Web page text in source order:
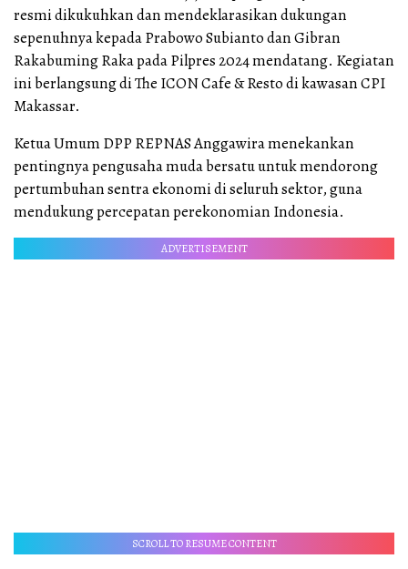
resmi dikukuhkan dan mendeklarasikan dukungan
sepenuhnya kepada Prabowo Subianto dan Gibran
Rakabuming Raka pada Pilpres 2024 mendatang. Kegiatan
ini berlangsung di The ICON Cafe & Resto di kawasan CPI
Makassar.
Ketua Umum DPP REPNAS Anggawira menekankan
pentingnya pengusaha muda bersatu untuk mendorong
pertumbuhan sentra ekonomi di seluruh sektor, guna
mendukung percepatan perekonomian Indonesia.
ADVERTISEMENT
SCROLL TO RESUME CONTENT